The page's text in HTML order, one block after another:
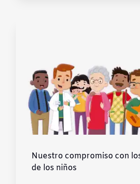
Nuestro compromiso con
de los niños